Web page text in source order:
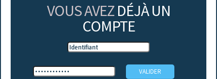
VOUS AVEZ DÉJÀ UN
COMPTE